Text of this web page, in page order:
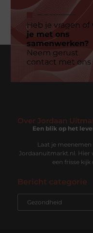
Heb je vragen of
je met ons
samenwerken?
Neem gerust
contact met ons
Over Jordaan
Een blik op het
Laat je
Jordaanuitmarkt.nl. Hier
een frisse kijk
Bericht categorie